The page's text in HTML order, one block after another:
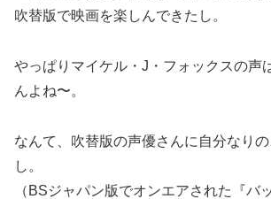
吹替版で映画を楽しんできたし。
やっぱりマイケル・J・フォックスの声
んよね〜。
なんて、吹替版の声優さんに自分なり
し。
（BSジャパン版でオンエアされた『バ